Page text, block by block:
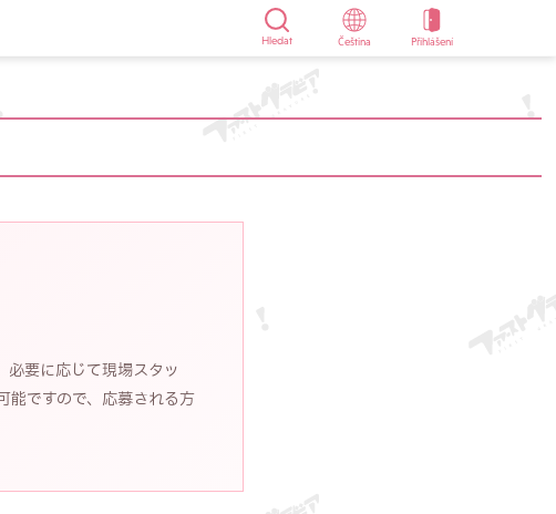
Hledat Čeština Přihlášení
必要に応じて現場スタッ
能ですので、応募される方